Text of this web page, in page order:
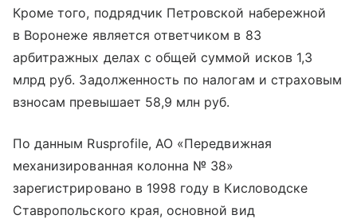
Кроме того, подрядчик Петровской набережной
в Воронеже является ответчиком в 83
арбитражных делах с общей суммой исков 1,3
млрд руб. Задолженность по налогам и страховым
взносам превышает 58,9 млн руб.
По данным Rusprofile, АО «Передвижная
механизированная колонна № 38»
зарегистрировано в 1998 году в Кисловодске
Ставропольского края, основной вид